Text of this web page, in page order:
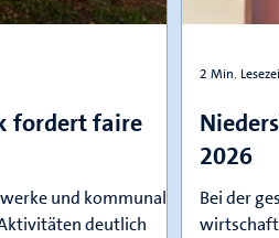
fordert faire
und kommunale
deutlich
2026
Bei der
2 Min.